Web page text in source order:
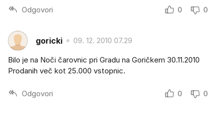
Odgovori 0 0
goricki 09. 12. 2010 07.29
Bilo je na Noči čarovnic pri Gradu na Goričkem 30.11.2010
Prodanih več kot 25.000 vstopnic.
Odgovori 0 0